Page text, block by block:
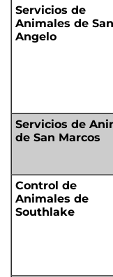
Servicios de
Animales de San
Angelo
Servicios de
de San Marcos
Control de
Animales de
Southlake